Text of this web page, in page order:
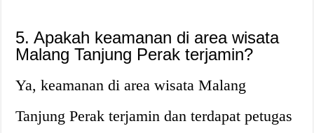
5. Apakah keamanan di area wisata
Malang Tanjung Perak terjamin?
Ya, keamanan di area wisata Malang
Tanjung Perak terjamin dan terdapat petugas